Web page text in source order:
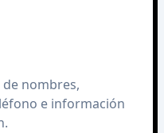
nombres,
e información